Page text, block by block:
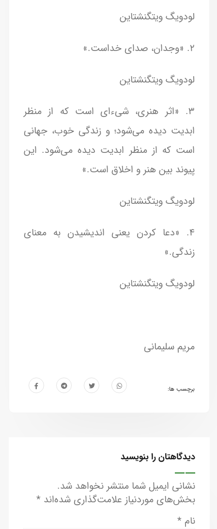
لودویگ ویتگنشتاین
2. «وجدان، صدای خداست.»
لودویگ ویتگنشتاین
3. «اثر هنری، شیء‌ای است که از منظر
ابدیت دیده می‌شود؛ و زندگی خوب، جهانی
است که از منظر ابدیت دیده می‌شود. این
پیوند بین هنر و اخلاق است.»
لودویگ ویتگنشتاین
4. «دعا کردن یعنی اندیشیدن به معنای
زندگی.»
لودویگ ویتگنشتاین
مریم سلیمانی
برچسب ها:
دیدگاهتان را بنویسید
نشانی ایمیل شما منتشر نخواهد شد.
بخش‌های موردنیاز علامت‌گذاری شده‌اند *
نام *